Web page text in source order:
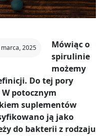
2025
Mówiąc o
spirulinie
możemy
Do tej pory
potocznym
suplementów
ją jako
do bakterii z rodzaju